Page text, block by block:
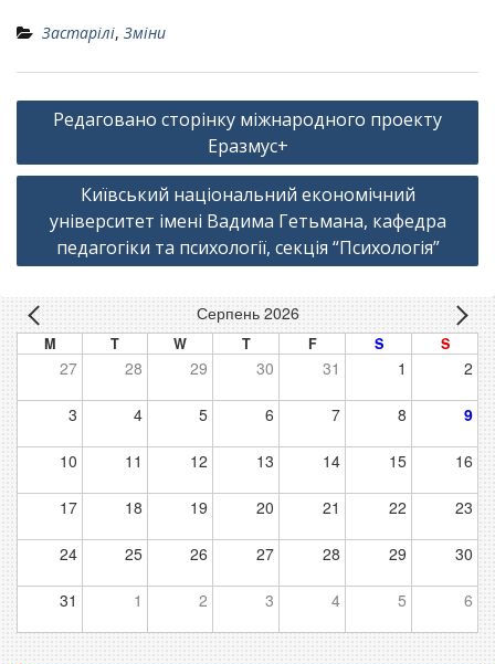
Застарілі, Зміни
Навігація
записів
Редаговано сторінку міжнародного проекту
Еразмус+
Київський національний економічний
університет імені Вадима Гетьмана, кафедра
педагогіки та психології, секція “Психологія”
Серпень 2026
M T W T F S S
27 28 29 30 31 1 2
3 4 5 6 7 8 9
10 11 12 13 14 15 16
17 18 19 20 21 22 23
24 25 26 27 28 29 30
31 1 2 3 4 5 6